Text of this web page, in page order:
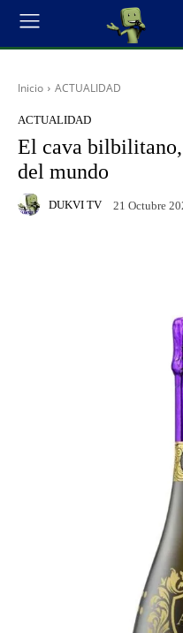
Inicio ACTUALIDAD
ACTUALIDAD
El cava
del mundo
DUKVI TV 21 Octubre